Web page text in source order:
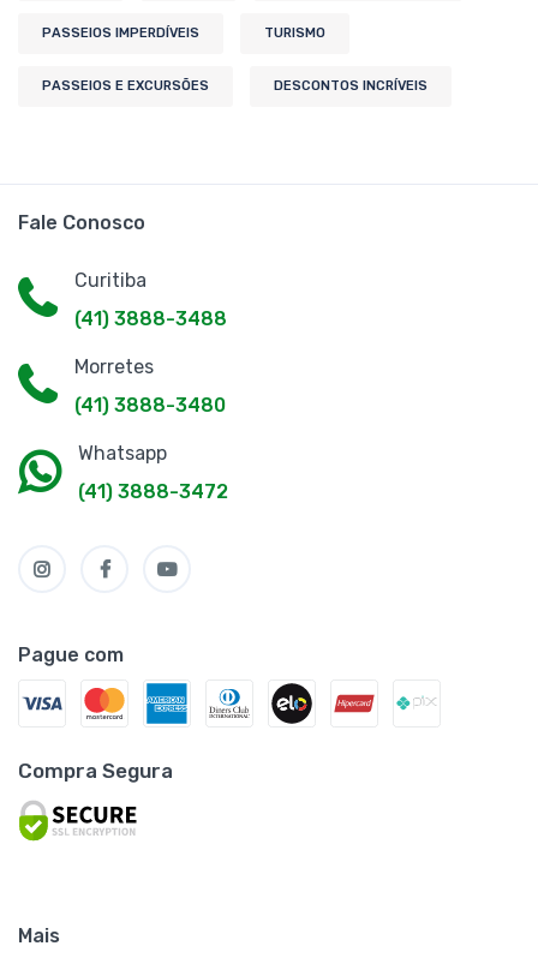
PASSEIOS IMPERDÍVEIS TURISMO
PASSEIOS E EXCURSÕES DESCONTOS INCRÍVEIS
Fale Conosco
Curitiba
(41) 3888-3488
Morretes
(41) 3888-3480
Whatsapp
(41) 3888-3472
Pague com
Compra Segura
Mais